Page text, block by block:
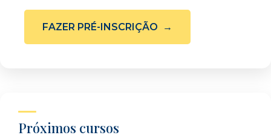
FAZER PRÉ-INSCRIÇÃO
Próximos cursos